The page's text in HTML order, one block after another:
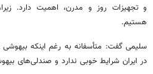
و تجهیزات روز و مدرن، اهمیت دارد.
هستیم.
سلیمی گفت: متأسفانه به رغم اینکه
در ایران شرایط خوبی ندارد و صندلی‌های